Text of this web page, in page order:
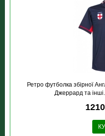
Ретро футболка збірної
Джеррард та